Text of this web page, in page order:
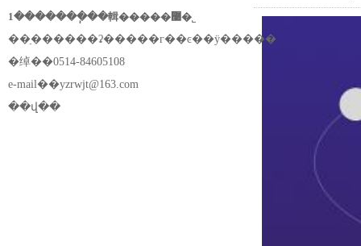
1�������ֽ��輯�����޹�˾
��ַ������ʡ�����г��ͼ��ÿ�����
�绰��0514-84605108
e-mail��yzrwjt@163.com
��վ��